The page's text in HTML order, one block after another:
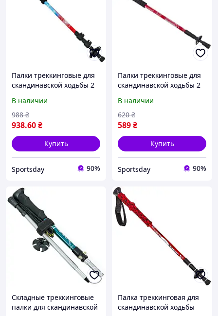
Палки треккинговые для
скандинавской ходьбы 2
0469
В наличии
938.60₴
988 ₴
Купить
Sportsday 90%
Палки треккинговые для
скандинавской ходьбы 2
В наличии
589₴
620 ₴
Купить
Sportsday 90%
Складные треккинговые
палки для скандинавской
Палка треккинговая для
скандинавской ходьбы